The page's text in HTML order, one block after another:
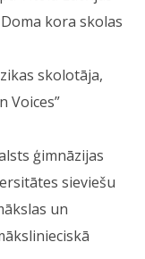
kora skolas
skolotāja,
Voices”
ģimnāzijas
sieviešu
un